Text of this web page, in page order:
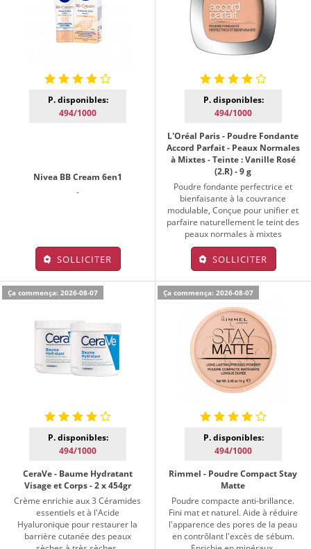
P. disponibles:
494/1000
Nivea BB Cream 6en1
-
SOLLICITER
P. disponibles:
494/1000
L'Oréal Paris - Poudre Fondante
Accord Parfait - Peaux Normales
à Mixtes - Teinte : Vanille Rosé
(2.R) - 9 g
Poudre fondante perfectrice et
bienfaisante à la couvrance
modulable, Conçue pour unifier et
parfaire naturellement le teint des
peaux normales à mixtes
SOLLICITER
Ça commença: 2026-08-07
P. disponibles:
494/1000
CeraVe - Baume Hydratant
Visage et Corps - 2 x 454gr
Crème enrichie aux 3 Céramides
essentiels et à l'Acide
Hyaluronique pour restaurer la
barrière cutanée des peaux
Ça commença: 2026-08-07
P. disponibles:
494/1000
Rimmel - Poudre Compact Stay
Matte
Poudre compacte anti-brillance.
Fini mat et naturel. Aide à réduire
l'apparence des pores de la peau
en contrôlant l'excès de sébum.